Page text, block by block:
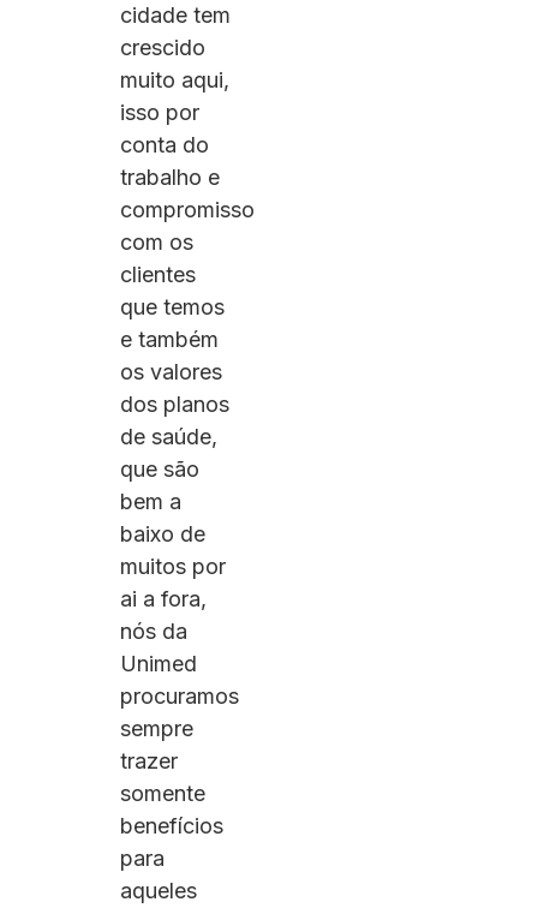
cidade tem
crescido
muito aqui,
isso por
conta do
trabalho e
compromisso
com os
clientes
que temos
e também
os valores
dos planos
de saúde,
que são
bem a
baixo de
muitos por
ai a fora,
nós da
Unimed
procuramos
sempre
trazer
somente
benefícios
para
aqueles